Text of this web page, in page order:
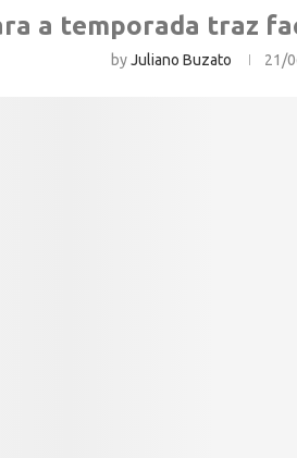
a temporada traz
byJuliano Buzato 21/